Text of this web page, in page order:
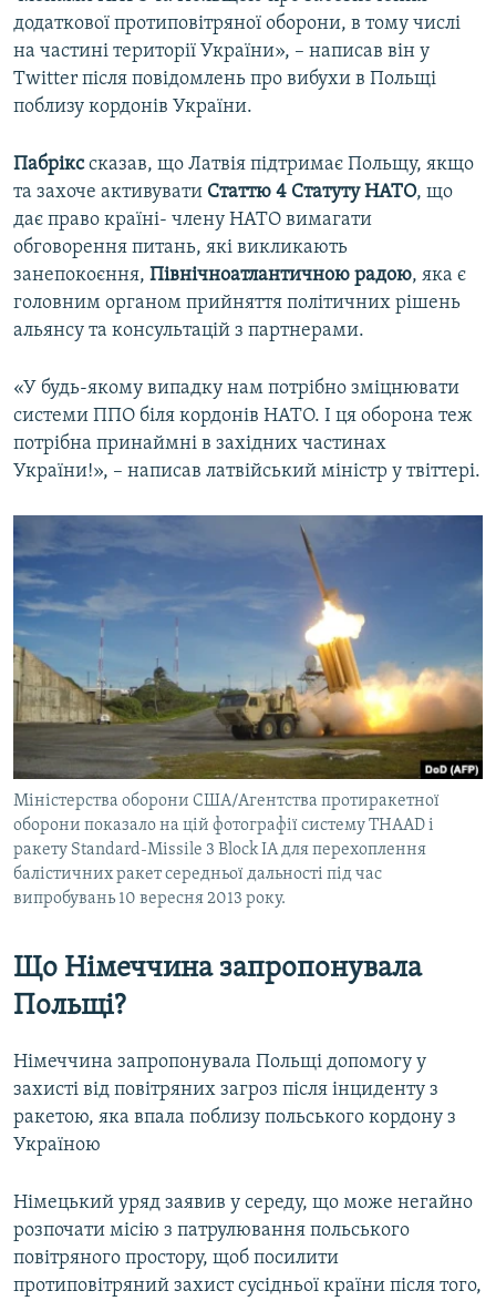
додаткової протиповітряної оборони, в тому числі
на частині території України», – написав він у
Twitter після повідомлень про вибухи в Польщі
поблизу кордонів України.
Пабрікссказав, що Латвія підтримає Польщу, якщо
та захоче активувати Статтю 4 Статуту НАТО, що
дає право країні- члену НАТО вимагати
обговорення питань, які викликають
занепокоєння, Північноатлантичною радою, яка є
головним органом прийняття політичних рішень
альянсу та консультацій з партнерами.
«У будь-якому випадку нам потрібно зміцнювати
системи ППО біля кордонів НАТО. І ця оборона теж
потрібна принаймні в західних частинах
України!», – написав латвійський міністр у твіттері.
Міністерства оборони США/Агентства протиракетної
оборони показало на цій фотографії систему THAAD і
ракету Standard-Missile 3 Block IA для перехоплення
балістичних ракет середньої дальності під час
випробувань 10 вересня 2013 року.
Що Німеччина запропонувала
Польщі?
Німеччина запропонувала Польщі допомогу у
захисті від повітряних загроз після інциденту з
ракетою, яка впала поблизу польського кордону з
Україною
Німецький уряд заявив у середу, що може негайно
розпочати місію з патрулювання польського
повітряного простору, щоб посилити
протиповітряний захист сусідньої країни після того,